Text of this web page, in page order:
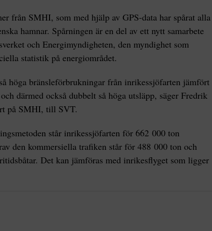
från SMHI, som med hjälp av GPS-data har spårat alla
hamnar. Spårningen är en del av ett nytt samarbete
och Energimyndigheten, den myndighet som
statistik på energiområdet.
höga bränsleförbrukningar från inrikessjöfarten jämfört
därmed också dubbelt så höga utsläpp, säger Fredrik
på SMHI, till SVT.
står inrikessjöfarten för 662 000 ton
den kommersiella trafiken står för 488 000 ton och
Det kan jämföras med inrikesflyget som ligger